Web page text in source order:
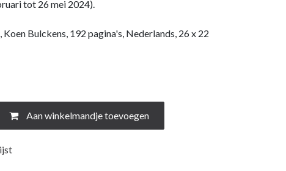
tot 26 mei 2024).
Bulckens, 192 pagina's, Nederlands, 26 x 22
Aan winkelmandje toevoegen